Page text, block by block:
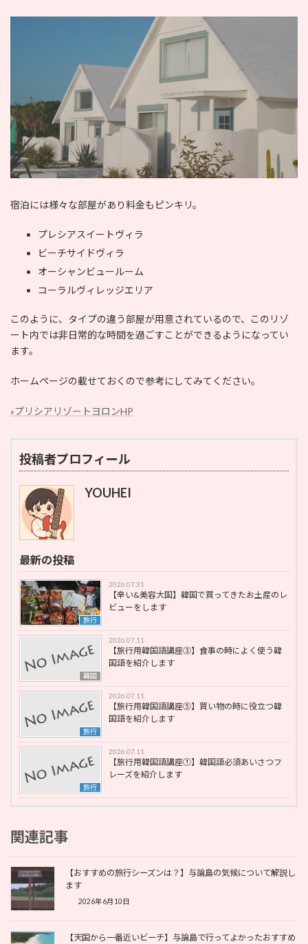
宿泊には様々な部屋があり料金もピンキリ。
プレシアスイートヴィラ
ビーチサイドヴィラ
オーシャンビュールーム
コーラルヴィレッジエリア
このように、タイプの違う部屋が用意されているので、このリゾ
ート内では非日常的な時間を過ごすことができるようになってい
ます。
ホームページの載せておくので参考にしてみてください。
»プリシアリゾートヨロンHP
投稿者プロフィール
YOUHEI
最新の投稿
旅行
2026.07.31
【辛い&美容大国】韓国で買ってきたお土産のレ
ビューをします
韓国
2026.07.11
【旅行用韓国語講座③】食事の時によく使う韓
国語を紹介します
旅行
2026.07.11
【旅行用韓国語講座⑤】買い物の時に役立つ韓
国語を紹介します
旅行
2026.07.11
【旅行用韓国語講座①】韓国語必須あいさつフ
レーズを紹介します
関連記事
【おすすめの旅行シーズンは？】与論島の気候について解説し
ます
2026年6月10日
【天国から一番近いビーチ】与論島で行ってよかったおすすめ